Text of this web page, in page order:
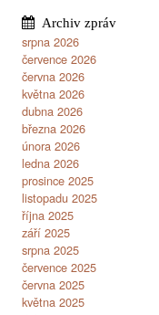
srpna 2026
července 2026
června 2026
května 2026
dubna 2026
března 2026
února 2026
ledna 2026
prosince 2025
listopadu 2025
října 2025
září 2025
srpna 2025
července 2025
června 2025
května 2025